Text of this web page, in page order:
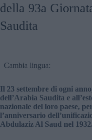
della 93a
Saudita
Cambia lingua:
Il 23 settembre di ogni
dell’Arabia Saudita e
nazionale del loro paese,
l’anniversario
Abdulaziz Al Saud nel 1932.